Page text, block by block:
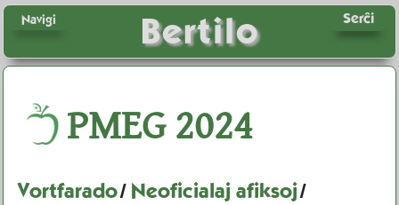
Bertilo Serĉi
Navigi
PMEG2024
Vortfarado/ Neoficialaj afiksoj/